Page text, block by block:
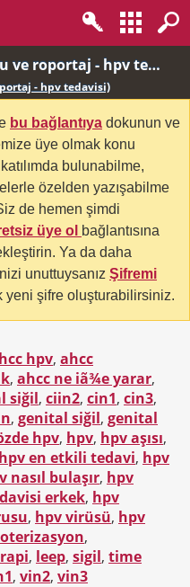
Cevaplar geldi! (Hpv virusu ve roportaj - hpv tedavisi)
- hpv tedavisi)
bu bağlantıya dokunun ve
üye olmak konu
bulunabilme,
özelden yazışabilme
de hemen şimdi
üye ol bağlantısına
Ya da daha
unuttuysanız Şifremi
yeni şifre oluşturabilirsiniz.
hpv, ahcc
, ahcc ne iã¾e yarar,
siğil, ciin2, cin1, cin3,
, genital siğil, genital
hpv, hpv, hpv aşısı,
hpv en etkili tedavi, hpv
nasıl bulaşır, hpv
erkek, hpv
, hpv virüsü, hpv
,
, leep, sigil, time
, vin2, vin3